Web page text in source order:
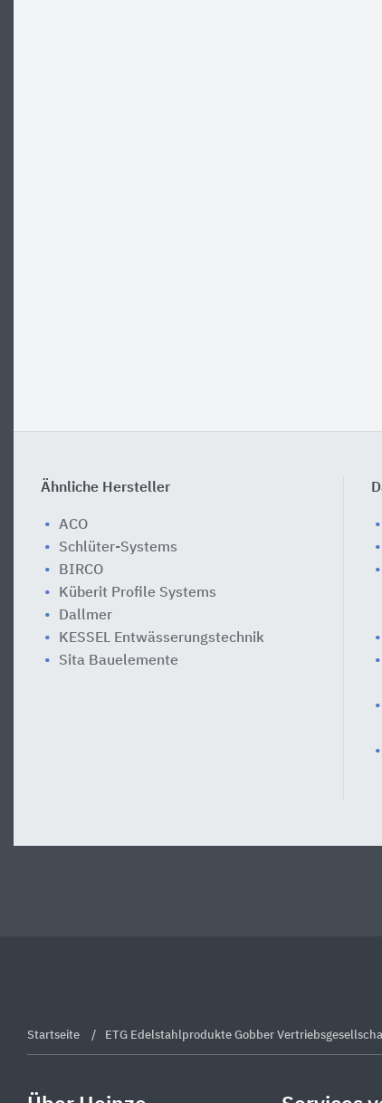
Ähnliche Hersteller
ACO
Schlüter-Systems
BIRCO
Küberit Profile Systems
Dallmer
KESSEL Entwässerungstechnik
Sita Bauelemente
Startseite ETG Edelstahlprodukte Gobber